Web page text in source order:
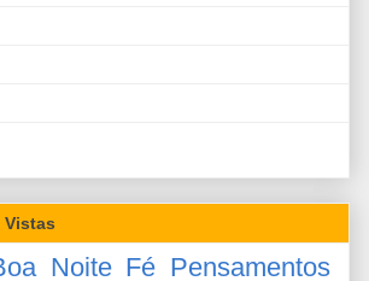
Vistas
Noite Fé Pensamentos